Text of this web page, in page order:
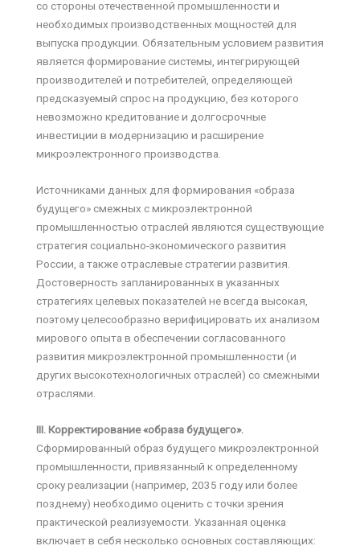
со стороны отечественной промышленности и
необходимых производственных мощностей для
выпуска продукции. Обязательным условием развития
является формирование системы, интегрирующей
производителей и потребителей, определяющей
предсказуемый спрос на продукцию, без которого
невозможно кредитование и долгосрочные
инвестиции в модернизацию и расширение
микроэлектронного производства.
Источниками данных для формирования «образа
будущего» смежных с микроэлектронной
промышленностью отраслей являются существующие
стратегия социально-экономического развития
России, а также отраслевые стратегии развития.
Достоверность запланированных в указанных
стратегиях целевых показателей не всегда высокая,
поэтому целесообразно верифицировать их анализом
мирового опыта в обеспечении согласованного
развития микроэлектронной промышленности (и
других высокотехнологичных отраслей) со смежными
отраслями.
III. Корректирование «образа будущего».
Сформированный образ будущего микроэлектронной
промышленности, привязанный к определенному
сроку реализации (например, 2035 году или более
позднему) необходимо оценить с точки зрения
практической реализуемости. Указанная оценка
включает в себя несколько основных составляющих: